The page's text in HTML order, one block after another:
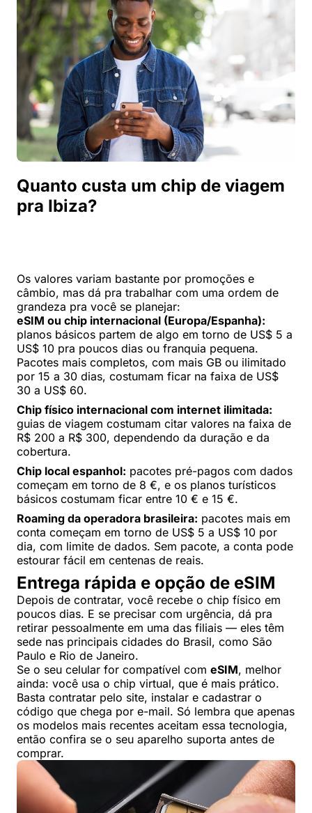
Quanto custa um chip de viagem
pra Ibiza?
Os valores variam bastante por promoções e
câmbio, mas dá pra trabalhar com uma ordem de
grandeza pra você se planejar:
eSIM ou chip internacional (Europa/Espanha):
planos básicos partem de algo em torno de US$ 5 a
US$ 10 pra poucos dias ou franquia pequena.
Pacotes mais completos, com mais GB ou ilimitado
por 15 a 30 dias, costumam ficar na faixa de US$
30 a US$ 60.
Chip físico internacional com internet ilimitada:
guias de viagem costumam citar valores na faixa de
R$ 200 a R$ 300, dependendo da duração e da
cobertura.
Chip local espanhol: pacotes pré-pagos com dados
começam em torno de 8 €, e os planos turísticos
básicos costumam ficar entre 10 € e 15 €.
Roaming da operadora brasileira: pacotes mais em
conta começam em torno de US$ 5 a US$ 10 por
dia, com limite de dados. Sem pacote, a conta pode
estourar fácil em centenas de reais.
Entrega rápida e opção de eSIM
Depois de contratar, você recebe o chip físico em
poucos dias. E se precisar com urgência, dá pra
retirar pessoalmente em uma das filiais — eles têm
sede nas principais cidades do Brasil, como São
Paulo e Rio de Janeiro.
Se o seu celular for compatível com eSIM, melhor
ainda: você usa o chip virtual, que é mais prático.
Basta contratar pelo site, instalar e cadastrar o
código que chega por e-mail. Só lembra que apenas
os modelos mais recentes aceitam essa tecnologia,
então confira se o seu aparelho suporta antes de
comprar.